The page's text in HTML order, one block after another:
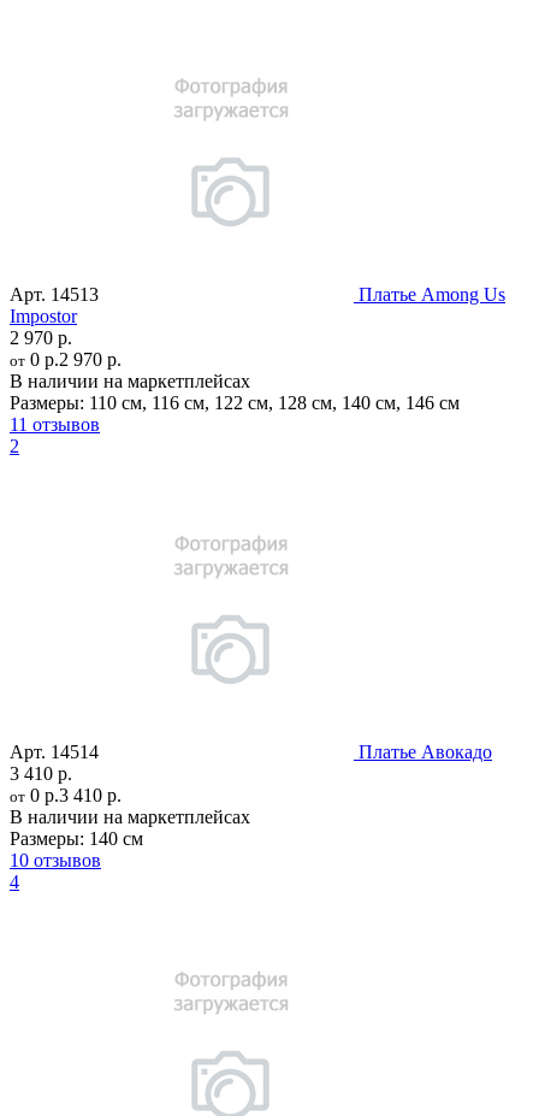
Арт. 14513
Платье Among Us
Impostor
2 970 р.
от 0 р.2 970 р.
В наличии на маркетплейсах
Размеры: 110 см, 116 см, 122 см, 128 см, 140 см, 146 см
11 отзывов
2
Арт. 14514
Платье Авокадо
3 410 р.
от 0 р.3 410 р.
В наличии на маркетплейсах
Размеры: 140 см
10 отзывов
4